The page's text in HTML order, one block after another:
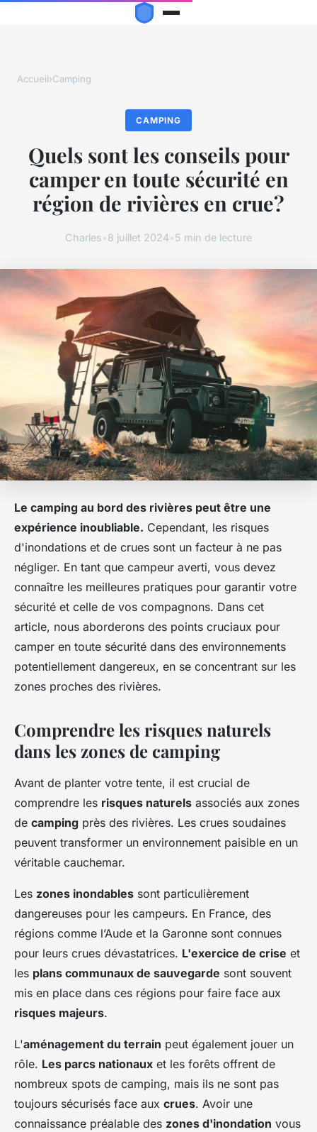
Accueil›Camping
CAMPING
Quels sont les conseils pour
camper en toute sécurité en
région de rivières en crue?
Charles•8 juillet 2024•5 min de lecture
Le camping au bord des rivières peut être une
expérience inoubliable. Cependant, les risques
d'inondations et de crues sont un facteur à ne pas
négliger. En tant que campeur averti, vous devez
connaître les meilleures pratiques pour garantir votre
sécurité et celle de vos compagnons. Dans cet
article, nous aborderons des points cruciaux pour
camper en toute sécurité dans des environnements
potentiellement dangereux, en se concentrant sur les
zones proches des rivières.
Comprendre lesrisques naturels
dans les zones de camping
Avant de planter votre tente, il est crucial de
comprendre les risques naturels associés aux zones
de camping près des rivières. Les crues soudaines
peuvent transformer un environnement paisible en un
véritable cauchemar.
Les zones inondables sont particulièrement
dangereuses pour les campeurs. En France, des
régions comme l’Aude et la Garonne sont connues
pour leurs crues dévastatrices. L'exercice de crise et
les plans communaux de sauvegarde sont souvent
mis en place dans ces régions pour faire face aux
risques majeurs.
L'aménagement du terrain peut également jouer un
rôle. Les parcs nationaux et les forêts offrent de
nombreux spots de camping, mais ils ne sont pas
toujours sécurisés face aux crues. Avoir une
connaissance préalable des zones d'inondation vous